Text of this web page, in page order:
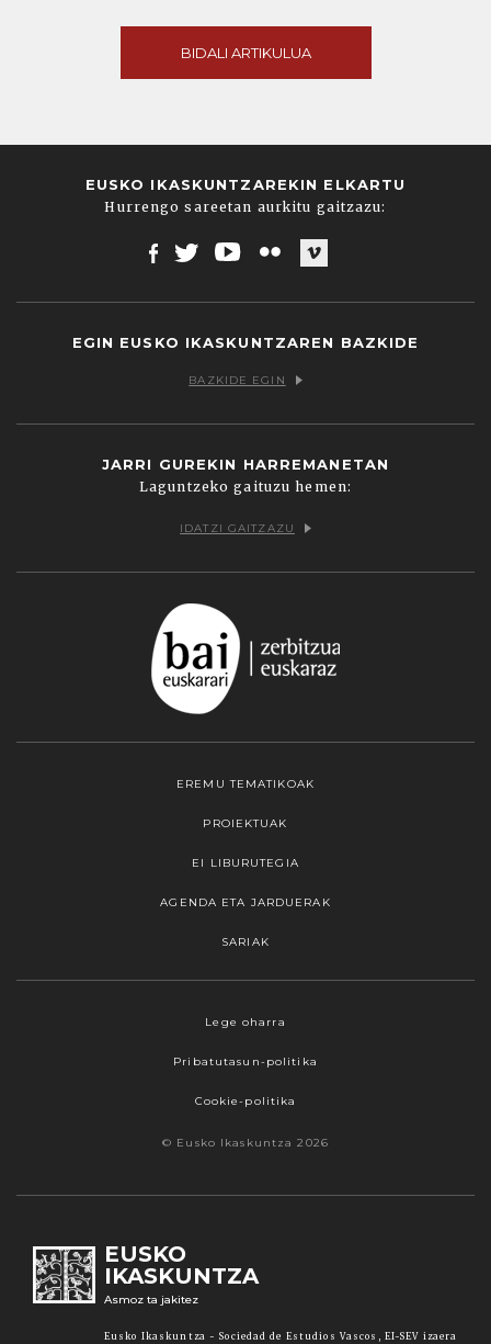
BIDALI ARTIKULUA
EUSKO IKASKUNTZAREKIN ELKARTU
Hurrengo sareetan aurkitu gaitzazu:
EGIN EUSKO IKASKUNTZAREN BAZKIDE
BAZKIDE EGIN
JARRI GUREKIN HARREMANETAN
Laguntzeko gaituzu hemen:
IDATZI GAITZAZU
EREMU TEMATIKOAK
PROIEKTUAK
EI LIBURUTEGIA
AGENDA ETA JARDUERAK
SARIAK
Lege oharra
Pribatutasun-politika
Cookie-politika
© Eusko Ikaskuntza 2026
EUSKO
IKASKUNTZA
Asmoz ta jakitez
Eusko Ikaskuntza - Sociedad de Estudios Vascos, EI-SEV izaera
Webgune honek cookieak erabiltzen ditu,
nabigatzeko nahiago duzun cookie aukera.
Guztiz desaktibatzea ere hauta dezakezu.
"konfigurazioa" aukeran. "Onartzen dut" botoia
cookie politika onartzen duzula adierazten ari
gehiago lortzeko.
Onartu